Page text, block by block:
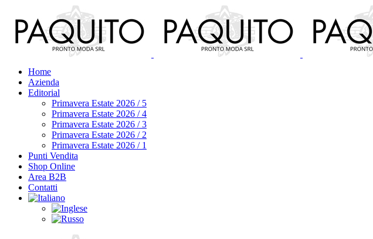
Home
Azienda
Editorial
Primavera Estate 2026 / 5
Primavera Estate 2026 / 4
Primavera Estate 2026 / 3
Primavera Estate 2026 / 2
Primavera Estate 2026 / 1
Punti Vendita
Shop Online
Area B2B
Contatti